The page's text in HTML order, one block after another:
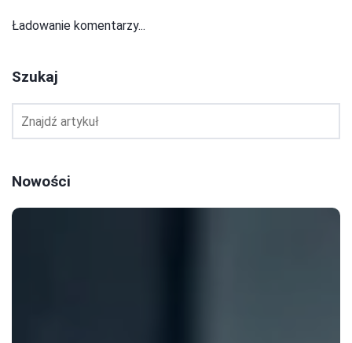
Ładowanie komentarzy...
Szukaj
Nowości